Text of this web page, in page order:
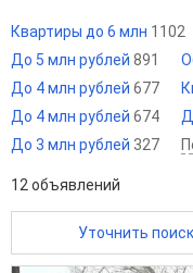
Квартиры до 6 млн 1102
До 5 млн рублей 891
До 4 млн рублей 677
До 4 млн рублей 674
До 3 млн рублей 327
12 объявлений
Уточнить поиск